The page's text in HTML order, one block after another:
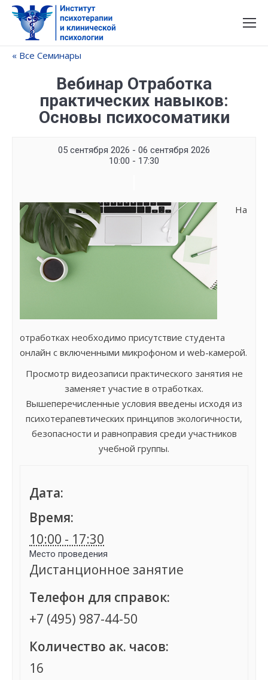
« Все Семинары
Вебинар Отработка
практических навыков:
Основы психосоматики
05 сентября 2026 - 06 сентября 2026
10:00 - 17:30
На
отработках необходимо присутствие студента
онлайн с включенными микрофоном и web-камерой.
Просмотр видеозаписи практического занятия не
заменяет участие в отработках.
Вышеперечисленные условия введены исходя из
психотерапевтических принципов экологичности,
безопасности и равноправия среди участников
учебной группы.
Дата:
Время:
10:00 - 17:30
Место проведения
Дистанционное занятие
Телефон для справок:
+7 (495) 987-44-50
Количество ак. часов:
16